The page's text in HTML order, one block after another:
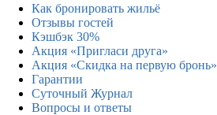
Как бронировать жильё
Отзывы гостей
Кэшбэк 30%
Акция «Пригласи друга»
Акция «Скидка на первую бронь»
Гарантии
Суточный Журнал
Вопросы и ответы